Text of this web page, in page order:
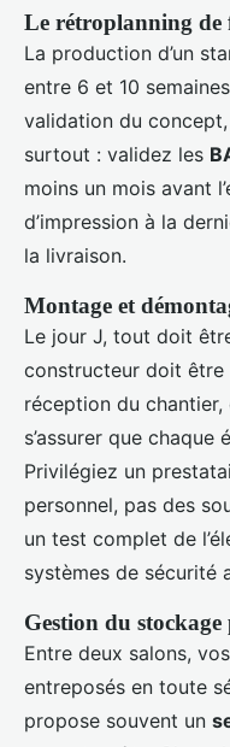
Le rétroplanning de
La production d’un
entre 6 et 10
validation du
surtout : validez les
moins un mois avant
d’impression à la
la livraison.
Montage et
Le jour J, tout doit
constructeur doit être
réception du
s’assurer que chaque
Privilégiez un
personnel, pas des
un test complet de
systèmes de sécurité
Gestion du stockage
Entre deux salons,
entreposés en toute
propose souvent un